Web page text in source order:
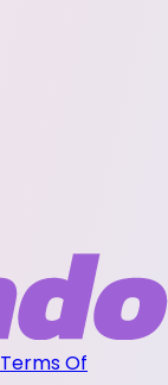
Terms Of